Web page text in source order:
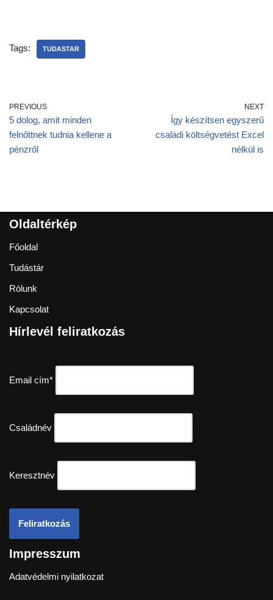
Tags: TUDASTAR
PREVIOUS
5 dolog, amit minden
felnőttnek tudnia kellene a
pénzről
NEXT
Így készítsen egyszerű
családi költségvetést Excel
nélkül is
Oldaltérkép
Főoldal
Tudástár
Rólunk
Kapcsolat
Hírlevél feliratkozás
Email cím*
Családnév
Keresztnév
Impresszum
Adatvédelmi nyilatkozat